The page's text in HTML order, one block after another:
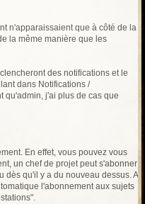
n'apparaissaient que à côté de la
la même manière que les
des notifications et le
dans Notifications /
qu'admin, j'ai plus de cas que
En effet, vous pouvez vous
un chef de projet peut s'abonner
dès qu'il y a du nouveau dessus. A
l'abonnement aux sujets